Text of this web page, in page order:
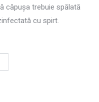
căpuşa trebuie spălată
cu spirt.